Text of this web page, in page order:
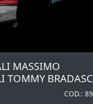
MASSIMO
TOMMY
COD.: